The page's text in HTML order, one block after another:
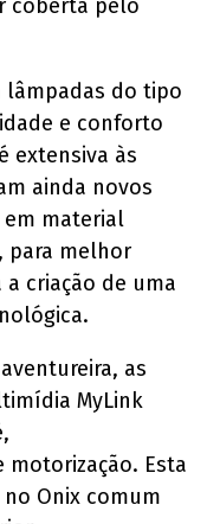
coberta pelo
lâmpadas do tipo
e conforto
extensiva às
ainda novos
em material
para melhor
criação de uma
as
MyLink
Esta
Onix comum